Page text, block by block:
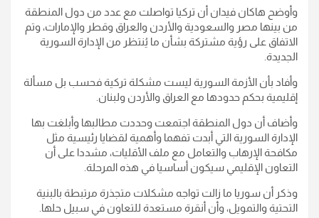
وأوضح هاكان فيدان أن تركيا تواصلت مع عدد من دول المنطقة
من بينها مصر والسعودية والأردن والعراق وقطر والإمارات، وتم
الاتفاق على رؤية مشتركة بشأن ما يُنتظر من الإدارة السورية
الجديدة.
وأفاد بأن الأزمة السورية ليست مشكلة تركية فحسب بل مسألة
إقليمية بحكم حدودها مع العراق والأردن ولبنان.
وأضاف أن دول المنطقة اجتمعت وحددت مطالبها وأبلغت بها
الإدارة السورية التي أبدت تفهما وأهمية لقضايا رئيسية مثل
مكافحة الإرهاب والتعامل مع ملف الأقليات، مشددا على أن
التعاون الإقليمي سيكون أساسيا في هذه المرحلة.
وذكر أن سوريا ما زالت تواجه مشكلات متجذرة مرتبطة بالبنية
التحتية والتمويل، وأن أنقرة مستعدة للتعاون في سبيل حلها.